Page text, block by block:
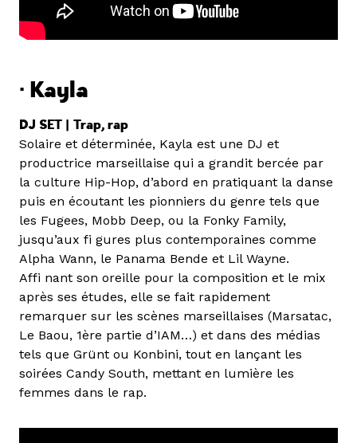
· Kayla
DJ SET | Trap, rap
Solaire et déterminée, Kayla est une DJ et
productrice marseillaise qui a grandit bercée par
la culture Hip-Hop, d’abord en pratiquant la danse
puis en écoutant les pionniers du genre tels que
les Fugees, Mobb Deep, ou la Fonky Family,
jusqu’aux fi gures plus contemporaines comme
Alpha Wann, le Panama Bende et Lil Wayne.
Affi nant son oreille pour la composition et le mix
après ses études, elle se fait rapidement
remarquer sur les scènes marseillaises (Marsatac,
Le Baou, 1ère partie d’IAM…) et dans des médias
tels que Grünt ou Konbini, tout en lançant les
soirées Candy South, mettant en lumière les
femmes dans le rap.